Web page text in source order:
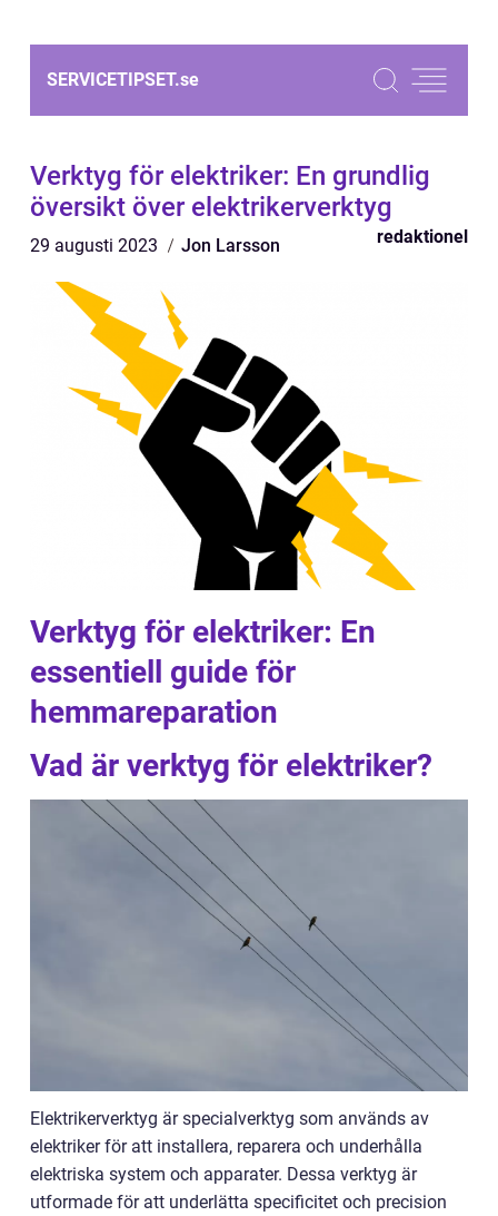
SERVICETIPSET.se
Verktyg för elektriker: En grundlig
översikt över elektrikerverktyg
29 augusti 2023 Jon Larsson redaktionel
Verktyg för elektriker: En
essentiell guide för
hemmareparation
Vad är verktyg för elektriker?
Elektrikerverktyg är specialverktyg som används av
elektriker för att installera, reparera och underhålla
elektriska system och apparater. Dessa verktyg är
utformade för att underlätta specificitet och precision